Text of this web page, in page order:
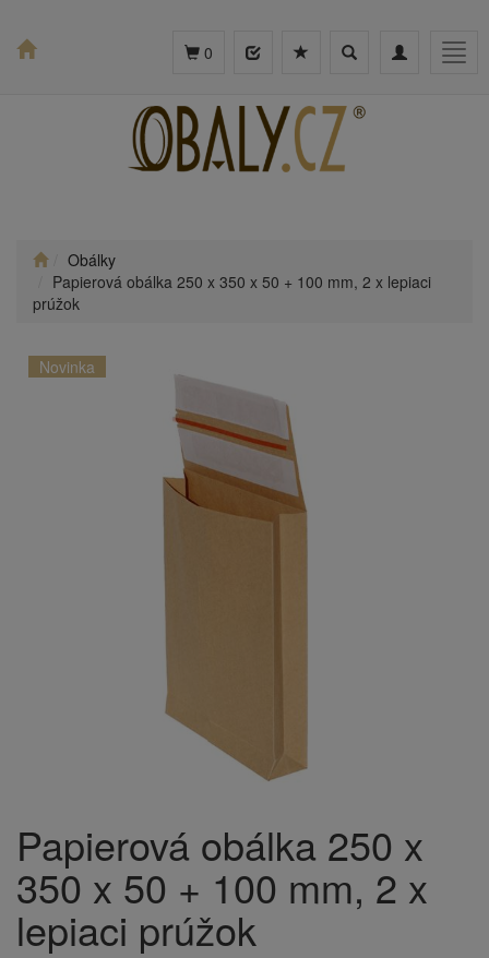
Toggle
Toggle
0
Obálky
Papierová obálka 250 x 350 x 50 + 100 mm, 2 x lepiaci
prúžok
Novinka
Papierová obálka 250 x
350 x 50 + 100 mm, 2 x
lepiaci prúžok